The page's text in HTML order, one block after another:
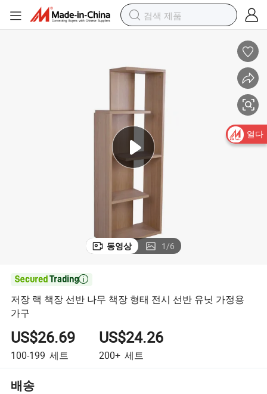
동영상 1/6

저장 랙 책장 선반 나무 책장 형태 전시 선반 유닛 가정용
가구
US$26.69
100-199 세트
US$24.26
200+ 세트
배송
열다